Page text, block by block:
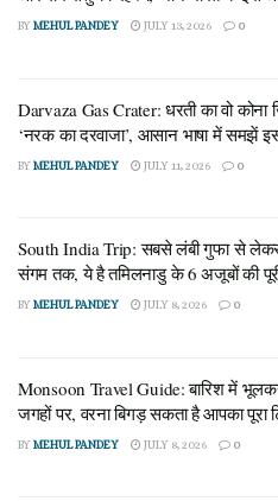
BYMEHUL PANDEY JULY 13, 2026 0
Darvaza Gas Crater: धरती का वो
‘नरक का दरवाजा’, आसान भाषा में समझें
BYMEHUL PANDEY JULY 11, 2026 0
South India Trip: सबसे लंबी गुफा से
संगम तक, ये है तमिलनाडु के 6 अजूबों की
BYMEHUL PANDEY JULY 8, 2026 0
Monsoon Travel Guide: बारिश में
जगहों पर, वरना बिगड़ सकता है आपका पूरा
BYMEHUL PANDEY JULY 8, 2026 0